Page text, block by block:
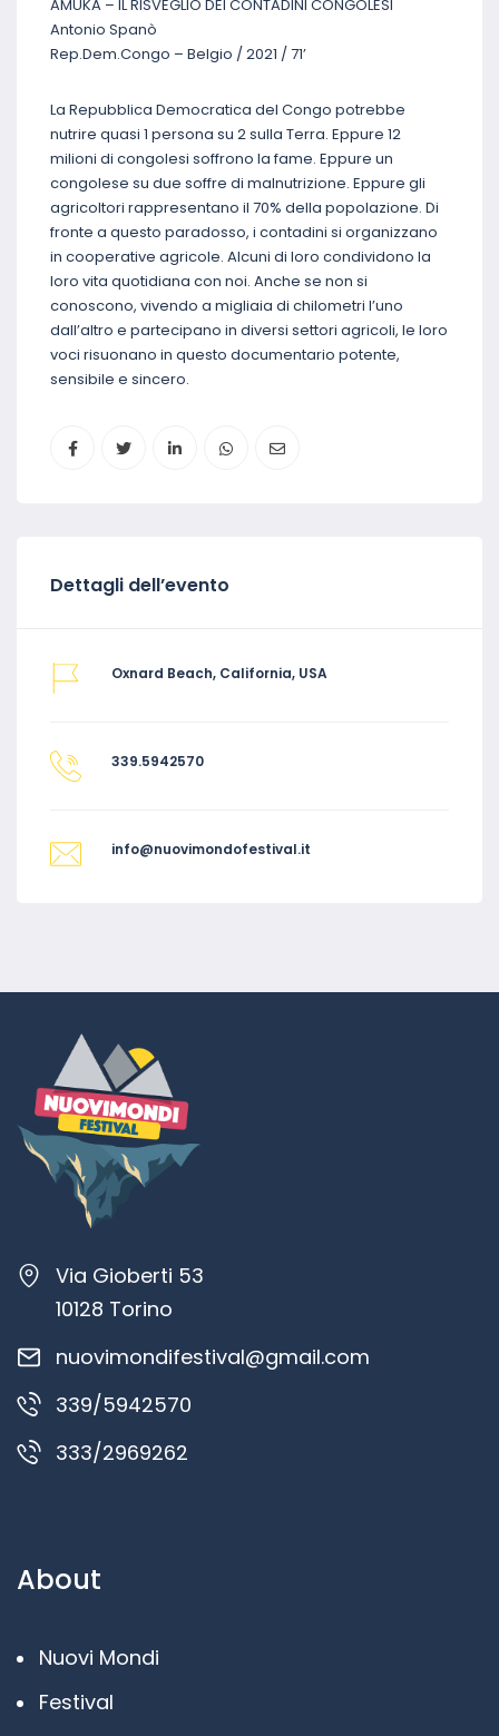
AMUKA – IL RISVEGLIO DEI CONTADINI CONGOLESI
Antonio Spanò
Rep.Dem.Congo – Belgio / 2021 / 71’
La Repubblica Democratica del Congo potrebbe
nutrire quasi 1 persona su 2 sulla Terra. Eppure 12
milioni di congolesi soffrono la fame. Eppure un
congolese su due soffre di malnutrizione. Eppure gli
agricoltori rappresentano il 70% della popolazione. Di
fronte a questo paradosso, i contadini si organizzano
in cooperative agricole. Alcuni di loro condividono la
loro vita quotidiana con noi. Anche se non si
conoscono, vivendo a migliaia di chilometri l’uno
dall’altro e partecipano in diversi settori agricoli, le loro
voci risuonano in questo documentario potente,
sensibile e sincero.
Dettagli dell’evento
Oxnard Beach, California, USA
339.5942570
info@nuovimondofestival.it
Via Gioberti 53
10128 Torino
nuovimondifestival@gmail.com
339/5942570
333/2969262
About
Nuovi Mondi
Festival